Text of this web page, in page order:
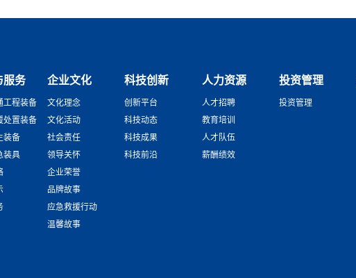
服务
工程装备
处置装备
装备
装具
企业文化
文化理念
文化活动
社会责任
领导关怀
企业荣誉
品牌故事
应急救援行动
温馨故事
科技创新
创新平台
科技动态
科技成果
科技前沿
人力资源
人才招聘
教育培训
人才队伍
薪酬绩效
投资管理
投资管理